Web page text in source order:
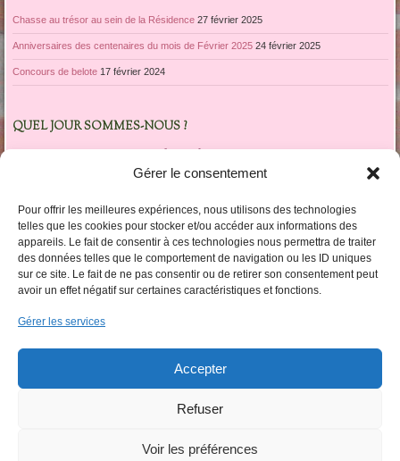
Gérer le consentement
Pour offrir les meilleures expériences, nous utilisons des technologies
telles que les cookies pour stocker et/ou accéder aux informations des
appareils. Le fait de consentir à ces technologies nous permettra de traiter
des données telles que le comportement de navigation ou les ID uniques
sur ce site. Le fait de ne pas consentir ou de retirer son consentement peut
avoir un effet négatif sur certaines caractéristiques et fonctions.
Gérer les services
Accepter
Refuser
Voir les préférences
Chasse au trésor au sein de la Résidence 27 février 2025
Anniversaires des centenaires du mois de Février 2025 24 février 2025
Concours de belote 17 février 2024
QUEL JOUR SOMMES-NOUS ?
décembre 2017
4
5 6 7 8 9
10
11
12 13 14 15 16
17
18
19 20 21 22 23
24
25
26
LES CATÉGORIES DARTICLES
catégories